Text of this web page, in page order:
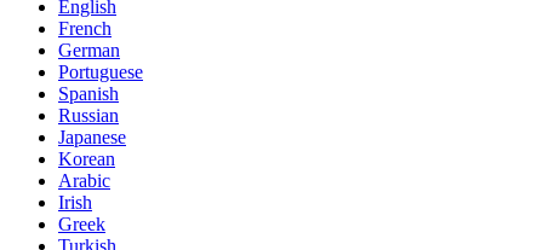
English
French
German
Portuguese
Spanish
Russian
Japanese
Korean
Arabic
Irish
Greek
Turkish